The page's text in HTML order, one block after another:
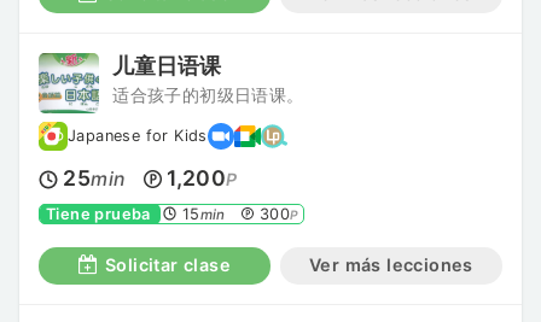
儿童日语课
适合孩子的初级日语课。
Japanese for Kids
25min 1,200P
Tiene prueba 15min 300P
Solicitar clase Ver más lecciones